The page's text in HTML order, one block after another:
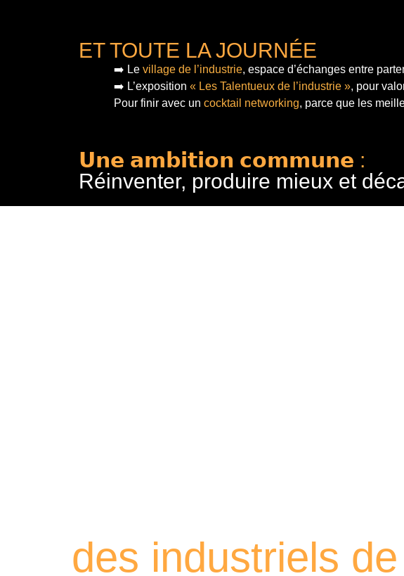
ET TOUTE LA JOURNÉE
➡️ Le village de l’industrie, espace d’échanges entre
➡️ L’exposition « Les Talentueux de l’industrie », pour
Pour finir avec un cocktail networking, parce que les
𝗨𝗻𝗲 𝗮𝗺𝗯𝗶𝘁𝗶𝗼𝗻 𝗰𝗼𝗺𝗺𝘂𝗻𝗲 :
Réinventer, produire mieux et
des industriels